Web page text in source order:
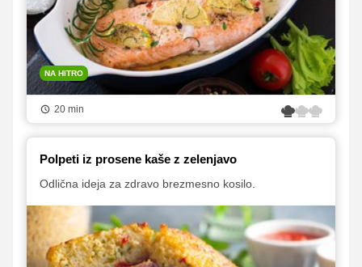
NA HITRO
20 min
Polpeti iz prosene kaše z zelenjavo
Odlična ideja za zdravo brezmesno kosilo.